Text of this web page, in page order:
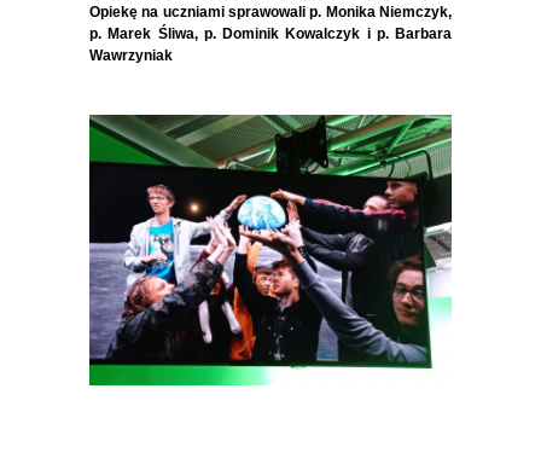
Opiekę na uczniami sprawowali p. Monika Niemczyk,
p. Marek Śliwa, p. Dominik Kowalczyk i p. Barbara
Wawrzyniak